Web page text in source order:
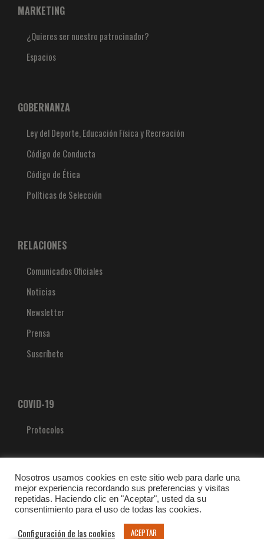
MARKETING
¿Quieres ser nuestro patrocinador?
Espacios
GOBERNANZA
Ley del Deporte, Educación Física y Recreación
Código de Conducta
Código de Ética
Políticas de Selección
RELACIONES
Comunicados Oficiales
Noticias
Newsletter
Prensa
Suscríbete
COVID-19
Protocolos
Nosotros usamos cookies en este sitio web para darle una
mejor experiencia recordando sus preferencias y visitas
repetidas. Haciendo clic en "Aceptar", usted da su
consentimiento para el uso de todas las cookies.
Configuración de las cookies ACEPTAR